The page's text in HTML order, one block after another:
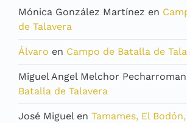
Mónica González Martínez en
de Talavera
Álvaro en Campo de Batalla de
Miguel Angel Melchor Pecharroman
Batalla de Talavera
José Miguelen Tamames, El Bodón,